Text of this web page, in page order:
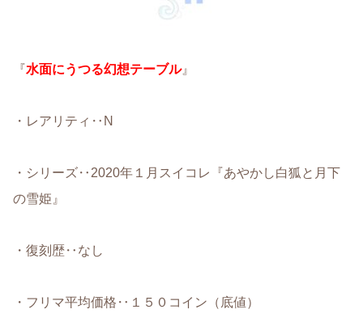
『水面にうつる幻想テーブル』
・レアリティ‥N
・シリーズ‥2020年１月スイコレ『あやかし白狐と月下
の雪姫』
・復刻歴‥なし
・フリマ平均価格‥１５０コイン（底値）